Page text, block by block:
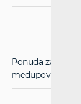
Ponuda za
međupovezivanja